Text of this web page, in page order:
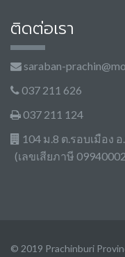
ติดต่อเรา
saraban-
037 211 626
037 211 124
104 ม.8 ต.รอบเมือง
(เลขเสียภาษี
© 2019 Prachinburi